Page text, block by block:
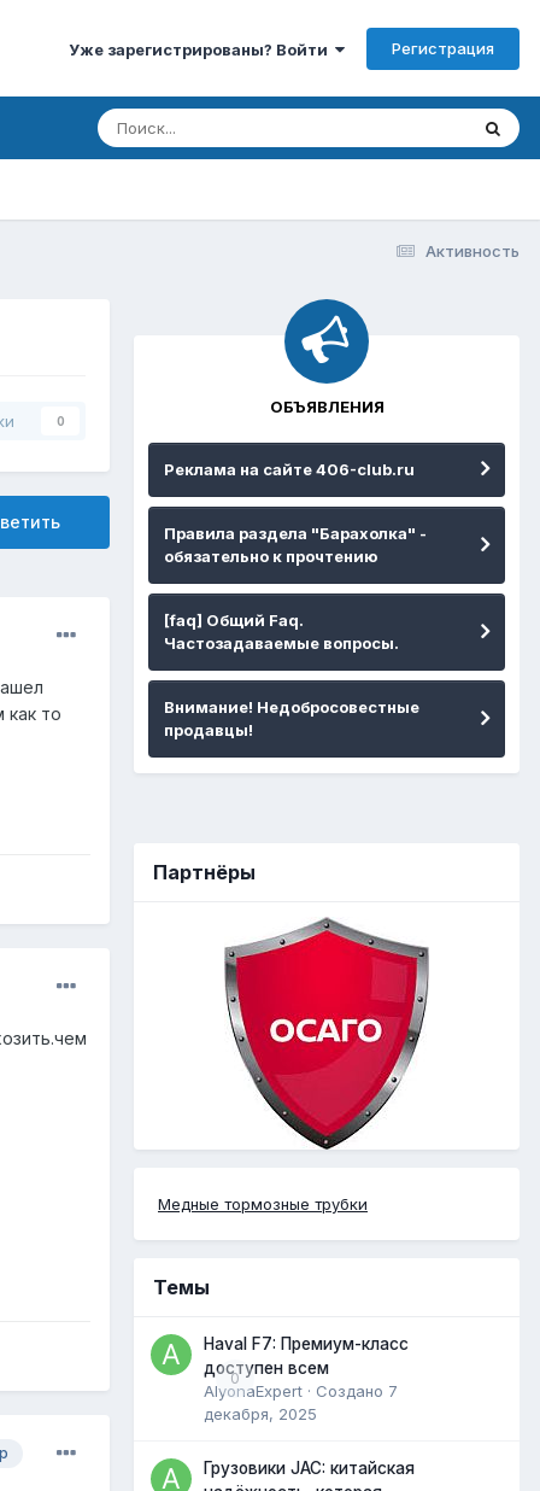
Уже зарегистрированы? Войти Регистрация
Активность
0
как то
ОБЪЯВЛЕНИЯ
Реклама на сайте 406-club.ru
Правила раздела "Барахолка" -
обязательно к прочтению
[faq] Общий Faq.
Частозадаваемые вопросы.
Внимание! Недобросовестные
продавцы!
Партнёры
Медные тормозные трубки
Темы
0
Haval F7: Премиум-класс
доступен всем
AlyonaExpert · Создано 7
декабря, 2025
Грузовики JAC: китайская